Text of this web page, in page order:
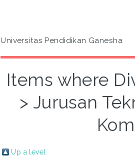
Universitas Pendidikan Ganesha
Items where
> Jurusan
Up a level